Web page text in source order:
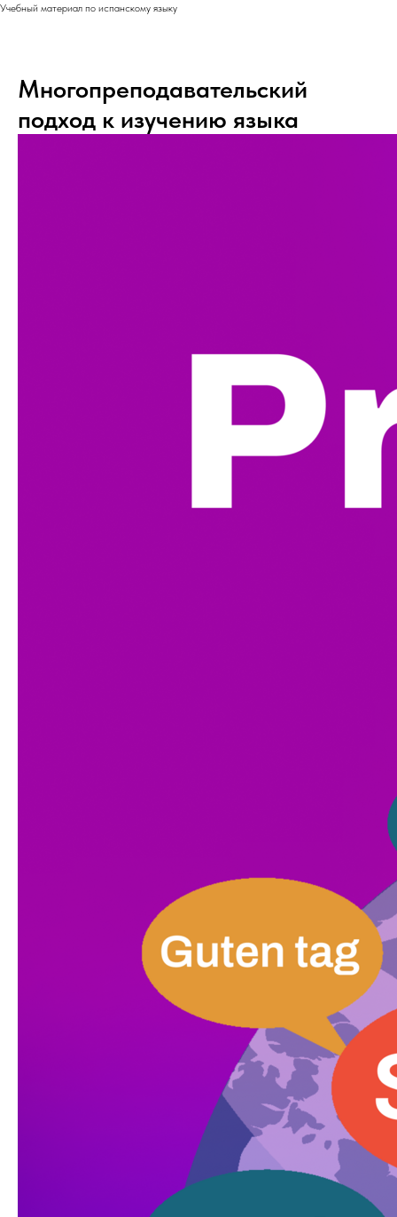
Учебный материал по испанскому языку
Многопреподавательский
подход к изучению языка